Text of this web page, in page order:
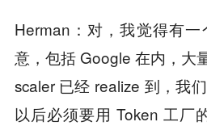
Herman：对，我觉得有
意，包括 Google 在内，大
scaler 已经 realize 到，我
以后必须要用 Token 工厂